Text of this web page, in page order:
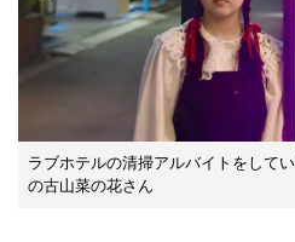
ラブホテルの清掃アルバイトをして
の古山菜の花さん